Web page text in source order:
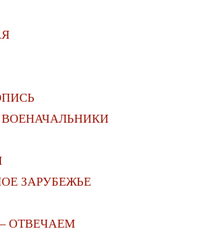
ЗАРУБЕЖЬЕ
ОТВЕЧАЕМ